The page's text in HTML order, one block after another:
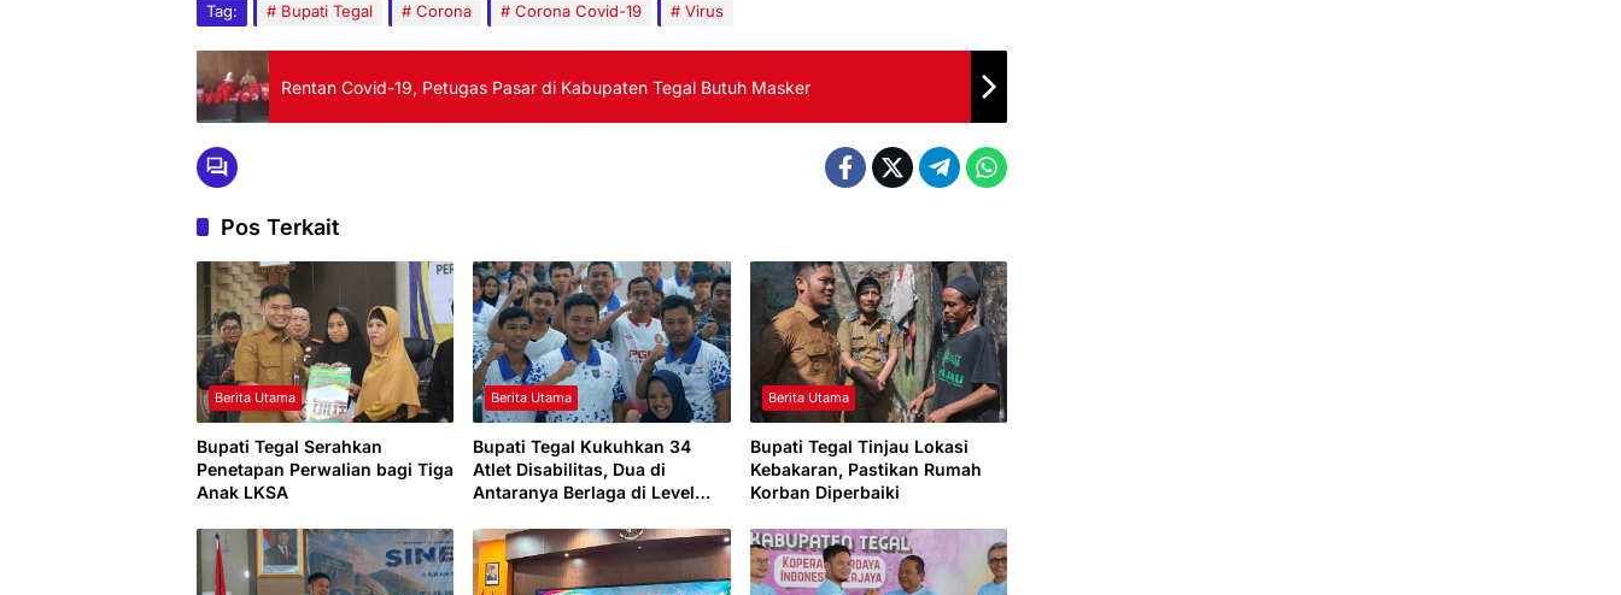
Tag: Bupati Tegal Corona Corona Covid-19 Virus
Rentan Covid-19, Petugas Pasar di Kabupaten Tegal Butuh Masker
Pos Terkait
Berita Utama
Bupati Tegal Serahkan
Penetapan Perwalian bagi Tiga
Anak LKSA
Berita Utama
Bupati Tegal Kukuhkan 34
Atlet Disabilitas, Dua di
Antaranya Berlaga di Level
Berita Utama
Bupati Tegal Tinjau Lokasi
Kebakaran, Pastikan Rumah
Korban Diperbaiki